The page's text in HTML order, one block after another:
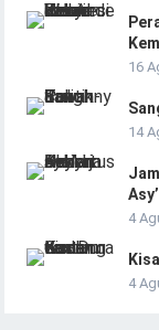
16
14
4
4